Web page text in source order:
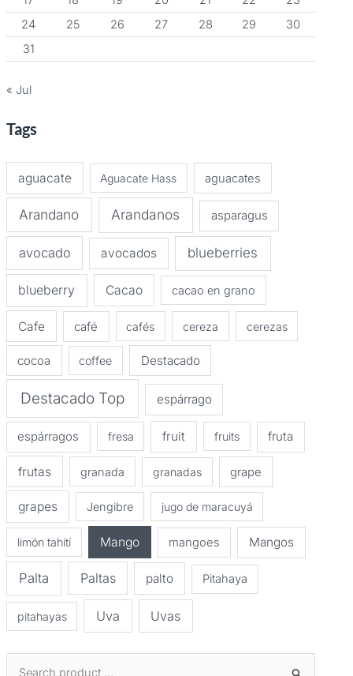
24
25 26 27 28 29
30
31
« Jul
Tags
aguacate Aguacate Hass aguacates
Arandano Arandanos asparagus
avocado avocados blueberries
blueberry Cacao cacao en grano
Cafe café cafés cereza cerezas
cocoa coffee Destacado
Destacado Top espárrago
espárragos fresa fruit fruits fruta
frutas granada granadas grape
grapes Jengibre jugo de maracuyá
limón tahití Mango mangoes Mangos
Palta Paltas palto Pitahaya
pitahayas Uva Uvas